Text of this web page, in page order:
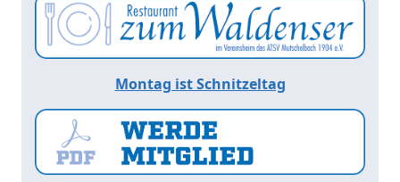
Montag ist Schnitzeltag